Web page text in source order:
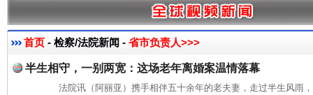
首页 - 检察/法院新闻 - 省市负责人>>>
半生相守，一别两宽：这场老年离婚案温情落幕
法院讯（阿丽亚）携手相伴五十余年的老夫妻，走过半生风雨